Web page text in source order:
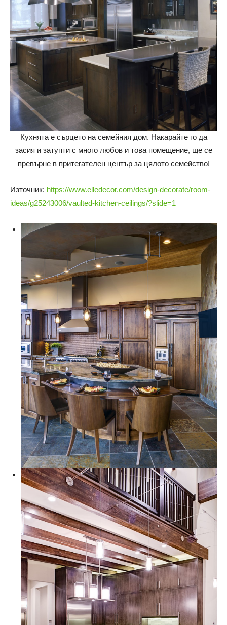
Кухнята е сърцето на семейния дом. Накарайте го да
засия и затупти с много любов и това помещение, ще се
превърне в притегателен център за цялото семейство!
Източник: https://www.elledecor.com/design-decorate/room-
ideas/g25243006/vaulted-kitchen-ceilings/?slide=1